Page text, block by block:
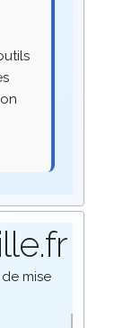
mise